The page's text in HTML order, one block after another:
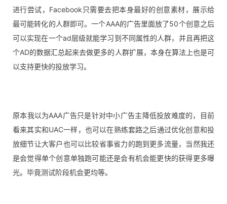
进行尝试，Facebook只需要去把本身最好的创意素材，展示给
最可能转化的人群即可。一个AAA的广告里面放了50个创意之后
可以实现在一个ad层级就能学习到不同属性的人群，并且再把这
个AD的数据汇总起来去做更多的人群扩展，本身在算法上也是可
以支持更快的投放学习。
原本我以为AAA广告只是针对中小广告主降低投放难度的，目前
看来其实和UAC一样，也可以在熟练套路之后通过优化创意和投
放细节让大客户也可以比较省事省力的跑到更多流量，当然我还
是会觉得单个创意单独跑可能还是会有机会能更快的获得更多曝
光。毕竟测试阶段机会更均等。